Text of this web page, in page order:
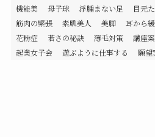
機能美
母子球 浮腫まない足 目元
筋肉の緊張
素肌美人 美脚 耳から
花粉症
若さの秘訣 薄毛対策 講座
起業女子会
遊ぶように仕事する 願望